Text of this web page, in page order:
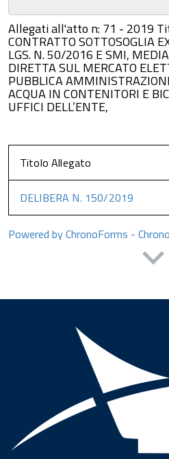
Allegati all'atto n: 71 - 2019
CONTRATTO SOTTOSOGLIA
LGS. N. 50/2016 E SMI,
DIRETTA SUL MERCATO
PUBBLICA
ACQUA IN CONTENITORI E
UFFICI DELL’ENTE,
Titolo Allegato
DELIBERA N. 150/2019
Powered by ChronoForms -